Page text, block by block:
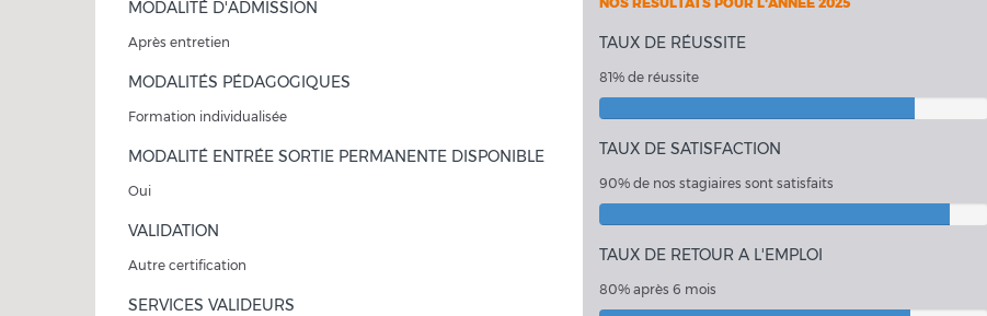
MODALITÉ D'ADMISSION
Après entretien
MODALITÉS PÉDAGOGIQUES
Formation individualisée
MODALITÉ ENTRÉE SORTIE PERMANENTE DISPONIBLE
Oui
VALIDATION
Autre certification
SERVICES VALIDEURS
TAUX DE RÉUSSITE
81% de réussite
TAUX DE SATISFACTION
90% de nos stagiaires sont satisfaits
TAUX DE RETOUR A L'EMPLOI
80% après 6 mois